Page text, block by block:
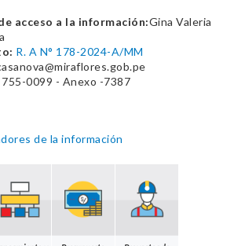
acceso a la información:Gina Valeria
R. A N° 178-2024-A/MM
755-0099 - Anexo -7387
de la información